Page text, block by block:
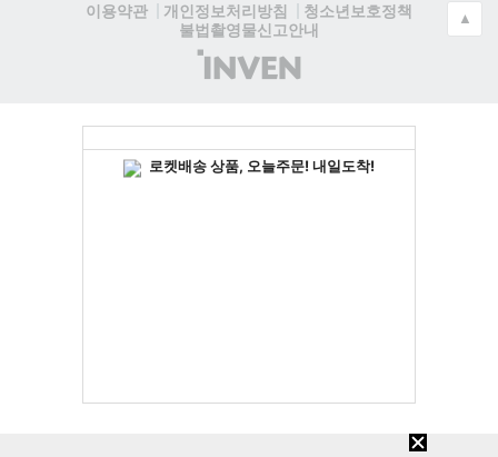
이용약관
개인정보처리방침
청소년보호정책
불법촬영물신고안내
(주)
인
▲